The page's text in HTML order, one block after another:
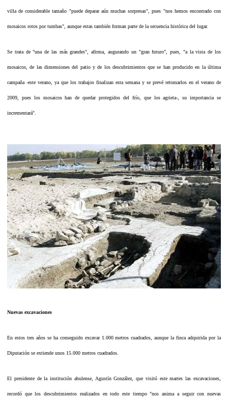
villa de considerable tamaño "puede deparar aún muchas sorpresas", pues "nos hemos encontrado con
mosaicos rotos por tumbas", aunque estas también forman parte de la secuencia histórica del lugar.
Se trata de "una de las más grandes", afirma, augurando un "gran futuro", pues, "a la vista de los
mosaicos, de las dimensiones del patio y de los descubrimientos que se han producido en la última
campaña -este verano, ya que los trabajos finalizan esta semana y se prevé retomarlos en el verano de
2009, pues los mosaicos han de quedar protegidos del frío, que los agrieta-, su importancia se
incrementará".
Nuevas excavaciones
En estos tres años se ha conseguido excavar 1.000 metros cuadrados, aunque la finca adquirida por la
Diputación se extiende unos 15.000 metros cuadrados.
El presidente de la institución abulense, Agustín González, que visitó este martes las excavaciones,
recordó que los descubrimientos realizados en todo este tiempo "nos anima a seguir con nuevas